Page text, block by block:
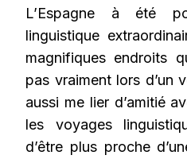
L’Espagne à été
linguistique
magnifiques endroits
pas vraiment lors d’un
aussi me lier d’amitié
les voyages
d’être plus proche